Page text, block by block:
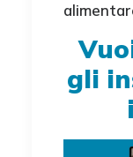
gli